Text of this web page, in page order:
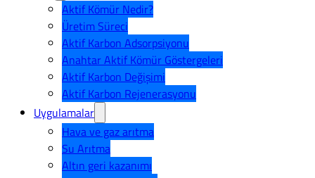
Aktif Kömür Nedir?
Üretim Süreci
Aktif Karbon Adsorpsiyonu
Anahtar Aktif Kömür Göstergeleri
Aktif Karbon Değişimi
Aktif Karbon Rejenerasyonu
Uygulamalar
Hava ve gaz arıtma
Su Arıtma
Altın geri kazanımı